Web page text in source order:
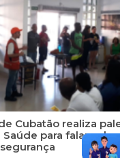
Cubatão realiza
para falar